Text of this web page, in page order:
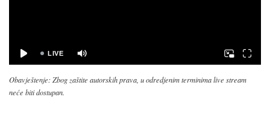
Obavještenje: Zbog zaštite autorskih prava, u odredjenim terminima live stream
neće biti dostupan.